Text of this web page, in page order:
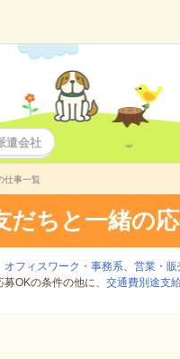
遣会社
仕事一覧
だちと一緒の
オフィスワーク・事務系、 営業・販
OKの条件の他に、 交通費別途支